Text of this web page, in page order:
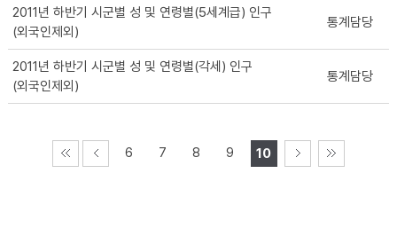
2011년 하반기 시군별 성 및 연령별(5세계급) 인구
(외국인제외)
통계담당
2011년 하반기 시군별 성 및 연령별(각세) 인구
(외국인제외)
통계담당
6 7 8 9 10